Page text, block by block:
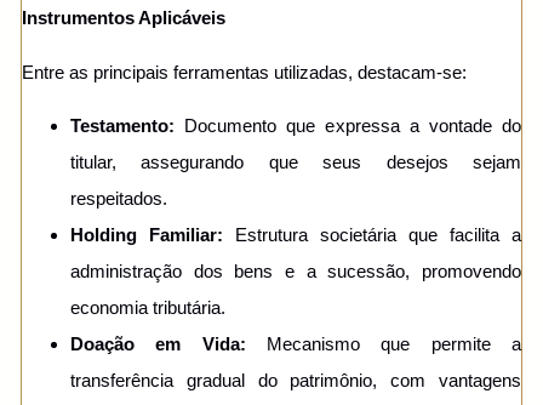
Instrumentos Aplicáveis
Entre as principais ferramentas utilizadas, destacam-se:
Testamento: Documento que expressa a vontade do
titular, assegurando que seus desejos sejam
respeitados.
Holding Familiar: Estrutura societária que facilita a
administração dos bens e a sucessão, promovendo
economia tributária.
Doação em Vida: Mecanismo que permite a
transferência gradual do patrimônio, com vantagens